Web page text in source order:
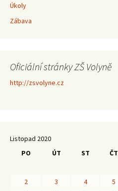
Úkoly
Zábava
Oficiální stránky ZŠ Volyně
http://zsvolyne.cz
Listopad 2020
PO
ÚT ST ČT
2
3 4 5